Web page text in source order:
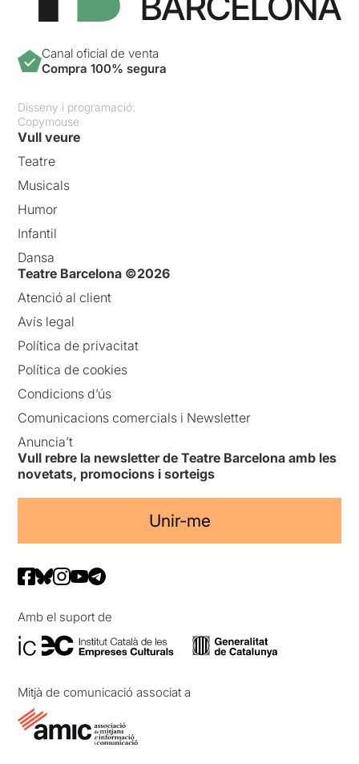
Canal oficial de venta
Compra 100% segura
Disseny i programació:
Copymouse
Vull veure
Teatre
Musicals
Humor
Infantil
Dansa
Teatre Barcelona ©2026
Atenció al client
Avís legal
Política de privacitat
Política de cookies
Condicions d’ús
Comunicacions comercials i Newsletter
Anuncia’t
Vull rebre la newsletter de Teatre Barcelona amb les
novetats, promocions i sorteigs
Unir-me
Amb el suport de
Mitjà de comunicació associat a